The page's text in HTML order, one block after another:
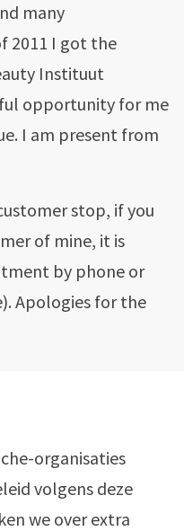
many
2011 I got the
Instituut
opportunity for me
I am present from
stop, if you
of mine, it is
by phone or
Apologies for the
organisaties
volgens deze
we over extra